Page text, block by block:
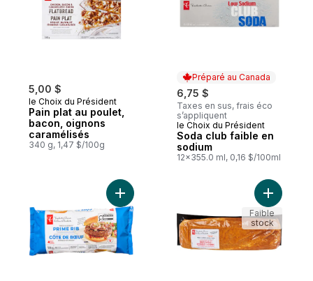
5,00 $
le Choix du Président
Pain plat au poulet,
bacon, oignons
caramélisés
340 g, 1,47 $/100g
Préparé au Canada
6,75 $
Taxes en sus, frais éco
s’appliquent
Préparé au Canada
le Choix du Président
Soda club faible en
sodium
12x355.0 ml, 0,16 $/100ml
Ajouter Burgers de côte de bœuf Épais
Ajouter
Faible
stock